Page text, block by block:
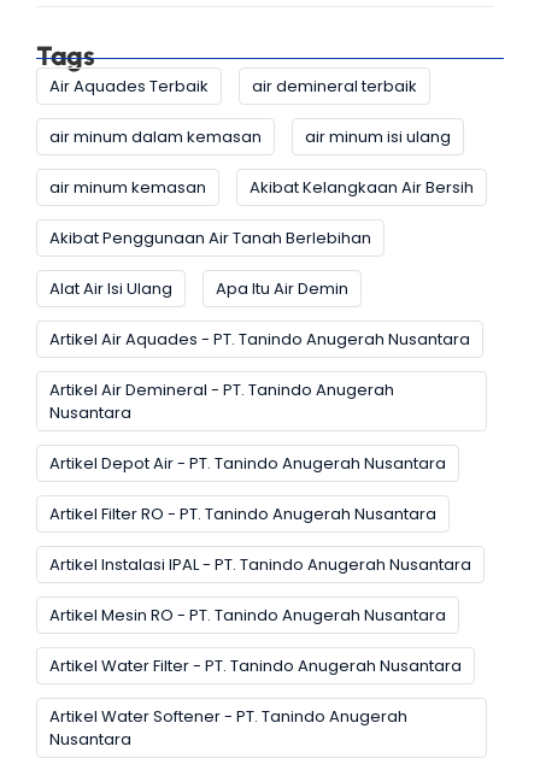
Tags
Air Aquades Terbaik air demineral terbaik
air minum dalam kemasan air minum isi ulang
air minum kemasan Akibat Kelangkaan Air Bersih
Akibat Penggunaan Air Tanah Berlebihan
Alat Air Isi Ulang Apa Itu Air Demin
Artikel Air Aquades - PT. Tanindo Anugerah Nusantara
Artikel Air Demineral - PT. Tanindo Anugerah
Nusantara
Artikel Depot Air - PT. Tanindo Anugerah Nusantara
Artikel Filter RO - PT. Tanindo Anugerah Nusantara
Artikel Instalasi IPAL - PT. Tanindo Anugerah Nusantara
Artikel Mesin RO - PT. Tanindo Anugerah Nusantara
Artikel Water Filter - PT. Tanindo Anugerah Nusantara
Artikel Water Softener - PT. Tanindo Anugerah
Nusantara